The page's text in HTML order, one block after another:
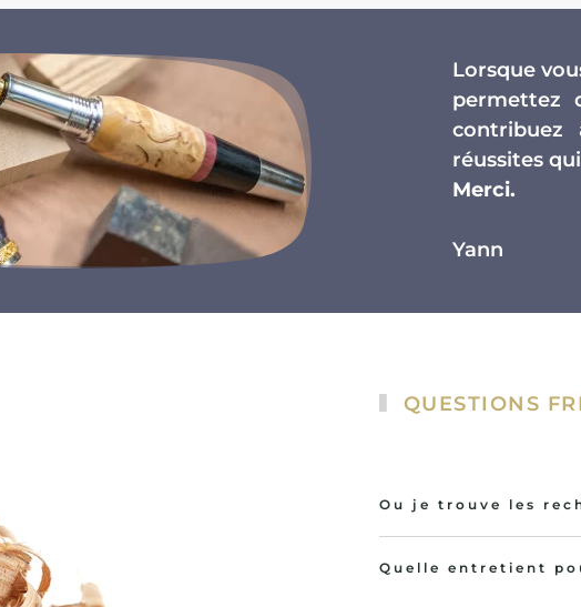
Lorsque
permettez
contribuez
réussites
Merci.
Yann
QUESTIONS
Ou je trouve les
Quelle entretient